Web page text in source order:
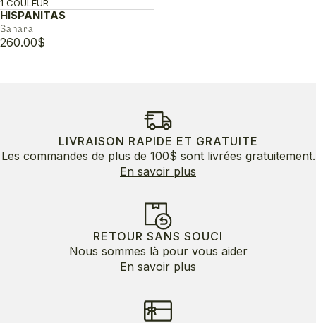
HISPANITAS
Sahara
1 COULEUR
260.00$
LIVRAISON RAPIDE ET GRATUITE
Les commandes de plus de 100$ sont livrées gratuitement.
En savoir plus
RETOUR SANS SOUCI
Nous sommes là pour vous aider
En savoir plus